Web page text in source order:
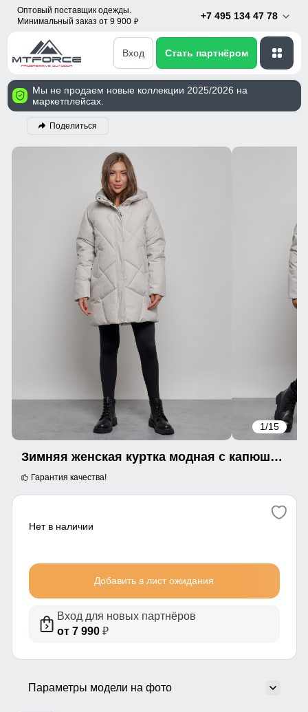
Оптовый поставщик одежды.
Минимальный заказ от 9 900 p
+7 495 134 47 78
Вход Стать партнёром
Мы не продаем новые коллекции 2025/2026 на
маркетплейсах.
Поделиться
1/15
Зимняя женская куртка модная с капюшоном светло-серого цвета 52361SS
Гарантия качества!
Нет в наличии
Добавить в лист ожидания
Вход для новых партнёров
от 7 990₽
Параметры модели на фото